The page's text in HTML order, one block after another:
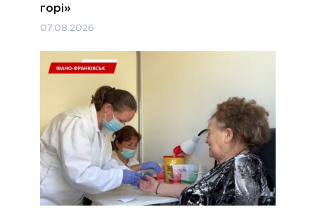
горі»
07.08.2026